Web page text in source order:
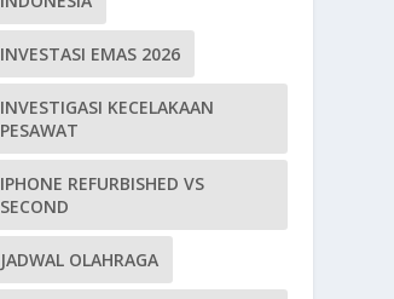
INVESTASI EMAS 2026
INVESTIGASI KECELAKAAN
PESAWAT
IPHONE REFURBISHED VS
SECOND
JADWAL OLAHRAGA